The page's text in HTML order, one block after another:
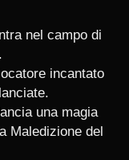
nel campo di
incantato
una magia
Maledizione del